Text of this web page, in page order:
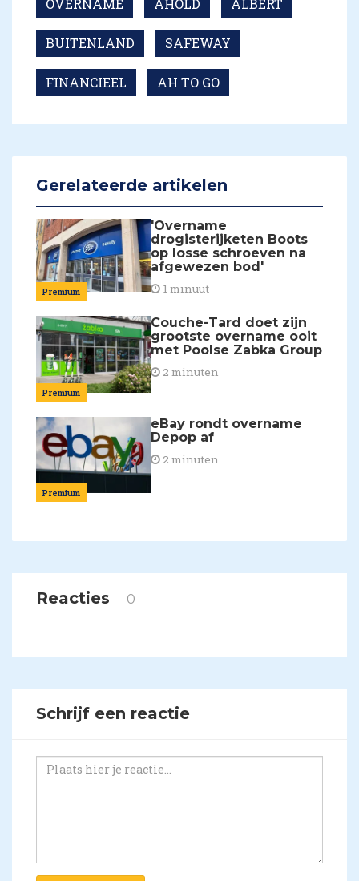
OVERNAME AHOLD ALBERT
BUITENLAND SAFEWAY
FINANCIEEL AH TO GO
Gerelateerde artikelen
Premium
'Overname
drogisterijketen Boots
op losse schroeven na
afgewezen bod'
1 minuut
Premium
Couche-Tard doet zijn
grootste overname ooit
met Poolse Zabka Group
2 minuten
Premium
eBay rondt overname
Depop af
2 minuten
Reacties 0
Schrijf een reactie